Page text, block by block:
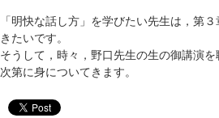
「明快な話し方」を学びたい先生は，第
きたいです。
そうして，時々，野口先生の生の御講演
次第に身についてきます。